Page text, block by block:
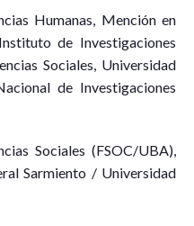
Humanas, Mención en
de Investigaciones
Sociales, Universidad
de Investigaciones
Sociales (FSOC/UBA),
Sarmiento / Universidad